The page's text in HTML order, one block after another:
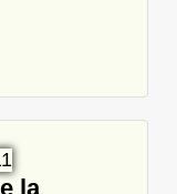
la